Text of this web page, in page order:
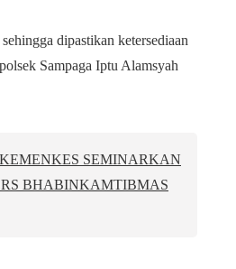
dipastikan ketersediaan
Sampaga Iptu Alamsyah
SEMINARKAN
BHABINKAMTIBMAS